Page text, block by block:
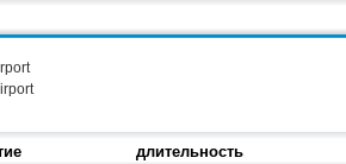
длительность